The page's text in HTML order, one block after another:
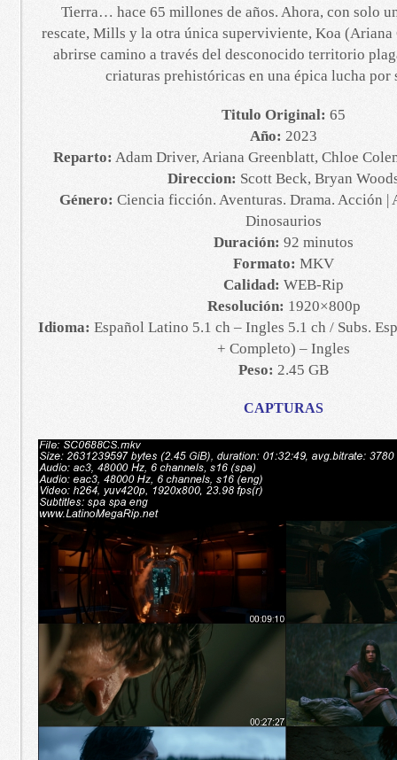
Tierra… hace 65 millones de años. Ahora, con solo
rescate, Mills y la otra única superviviente, Koa (Ariana
abrirse camino a través del desconocido territorio
criaturas prehistóricas en una épica lucha
Titulo Original: 65
Año: 2023
Reparto: Adam Driver, Ariana Greenblatt, Chloe
Direccion: Scott Beck, Bryan
Género: Ciencia ficción. Aventuras. Drama. Acción |
Dinosaurios
Duración: 92 minutos
Formato: MKV
Calidad: WEB-Rip
Resolución: 1920×800p
Idioma: Español Latino 5.1 ch – Ingles 5.1 ch / Subs.
+ Completo) – Ingles
Peso: 2.45 GB
CAPTURAS